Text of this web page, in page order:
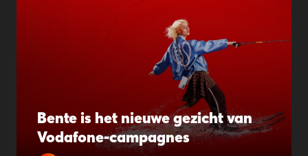
Bente is het nieuwe gezicht van
Vodafone-campagnes